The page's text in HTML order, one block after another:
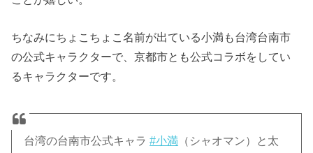
ちなみにちょこちょこ名前が出ている小満も台湾台南市
の公式キャラクターで、京都市とも公式コラボをしてい
るキャラクターです。
台湾の台南市公式キャラ#小満 （シャオマン）と太